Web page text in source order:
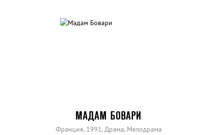
МАДАМ БОВАРИ
Франция, 1991, Драма, Мелодрама